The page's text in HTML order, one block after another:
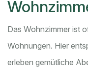
Das Wohnzimmer ist
Wohnungen. Hier
erleben gemütliche